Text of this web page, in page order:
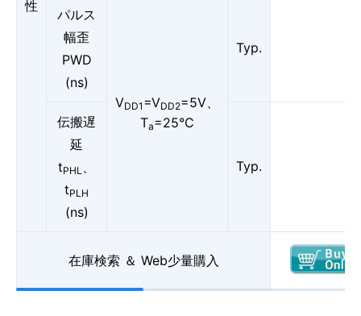
性
パルス
幅歪
PWD
(ns)
VDD1 =VDD2=5V、
Ta=25°C
Typ.
伝搬遅
延
tPHL、
tPLH
(ns)
Typ.
在庫検索 ＆ Web少量購入